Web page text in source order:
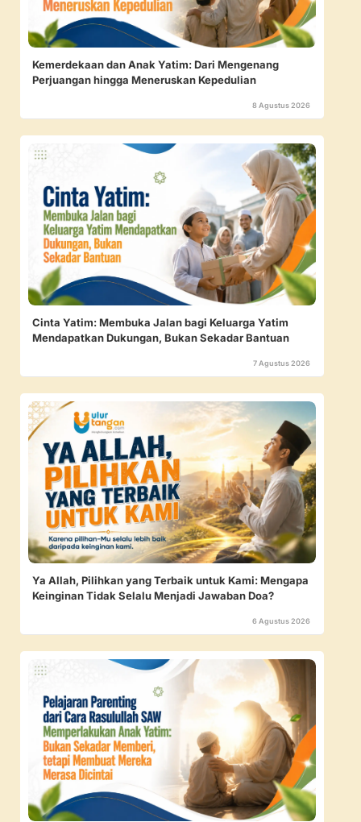
Kemerdekaan dan Anak Yatim: Dari Mengenang
Perjuangan hingga Meneruskan Kepedulian
8 Agustus 2026
Cinta Yatim: Membuka Jalan bagi Keluarga Yatim
Mendapatkan Dukungan, Bukan Sekadar Bantuan
7 Agustus 2026
Ya Allah, Pilihkan yang Terbaik untuk Kami: Mengapa
Keinginan Tidak Selalu Menjadi Jawaban Doa?
6 Agustus 2026